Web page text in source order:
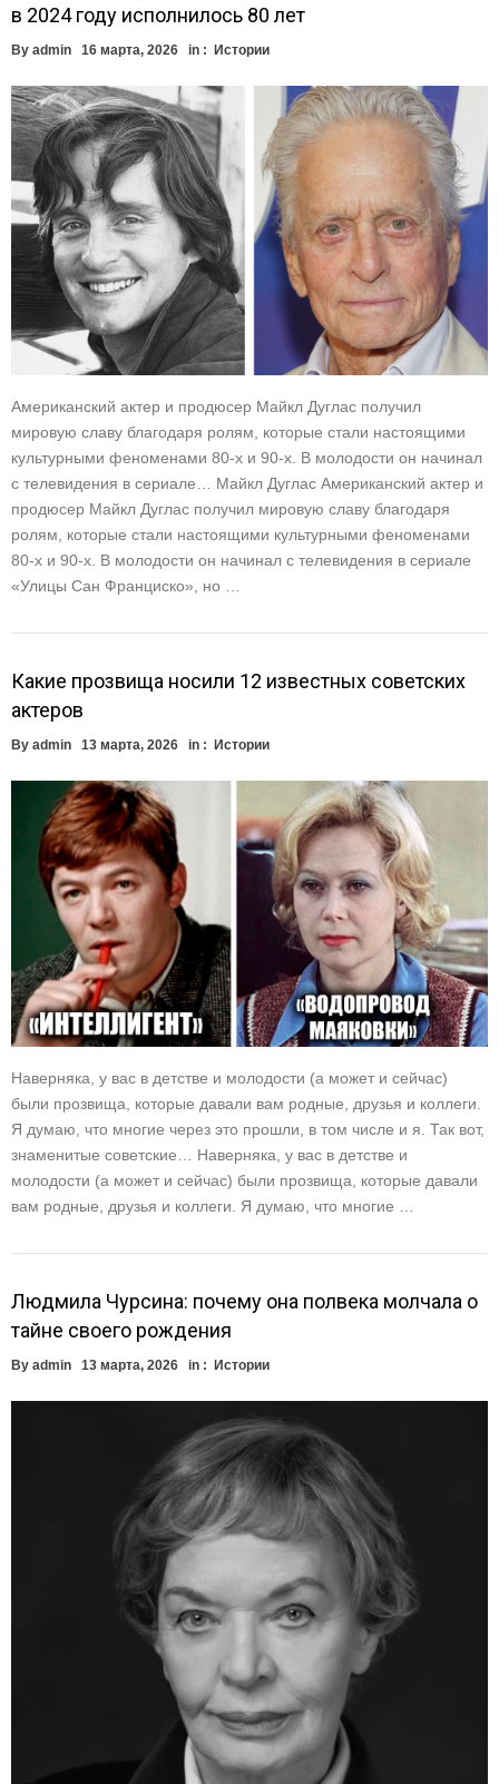
в 2024 году исполнилось 80 лет
By admin 16 марта, 2026 in : Истории
Американский актер и продюсер Майкл Дуглас получил
мировую славу благодаря ролям, которые стали настоящими
культурными феноменами 80-х и 90-х. В молодости он начинал
с телевидения в сериале… Майкл Дуглас Американский актер и
продюсер Майкл Дуглас получил мировую славу благодаря
ролям, которые стали настоящими культурными феноменами
80-х и 90-х. В молодости он начинал с телевидения в сериале
«Улицы Сан Франциско», но …
Какие прозвища носили 12 известных советских
актеров
By admin 13 марта, 2026 in : Истории
Наверняка, у вас в детстве и молодости (а может и сейчас)
были прозвища, которые давали вам родные, друзья и коллеги.
Я думаю, что многие через это прошли, в том числе и я. Так вот,
знаменитые советские… Наверняка, у вас в детстве и
молодости (а может и сейчас) были прозвища, которые давали
вам родные, друзья и коллеги. Я думаю, что многие …
Людмила Чурсина: почему она полвека молчала о
тайне своего рождения
By admin 13 марта, 2026 in : Истории